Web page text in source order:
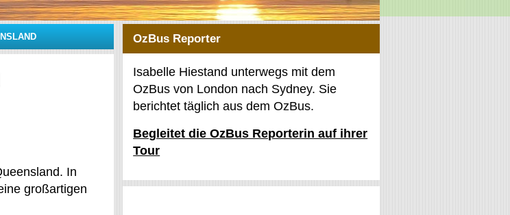
In
großartigen
OzBus Reporter
Isabelle Hiestand unterwegs mit dem
OzBus von London nach Sydney. Sie
berichtet täglich aus dem OzBus.
Begleitet die OzBus Reporterin auf ihrer
Tour